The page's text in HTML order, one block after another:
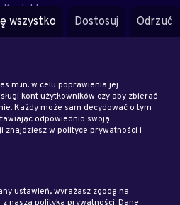
Kontakt
FAQ
Eksperci
klientem
ekspertem
wszystko Dostosuj Odrzuć
m.in. w celu poprawienia jej
kont użytkowników czy aby zbierać
Każdy może sam decydować o tym
odpowiednio swoją
znajdziesz w polityce prywatności i
ustawień, wyrażasz zgodę na
naszą polityką prywatności. Dane